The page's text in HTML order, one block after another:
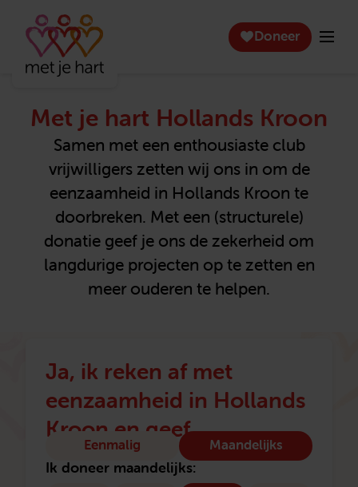
Doneer
Met je hart Hollands Kroon
Samen met een enthousiaste club
vrijwilligers zetten wij ons in om de
eenzaamheid in Hollands Kroon te
doorbreken. Met een (structurele)
donatie geef je ons de zekerheid om
langdurige projecten op te zetten en
meer ouderen te helpen.
Ja, ik reken af met
eenzaamheid in Hollands
Kroon en geef
Type
donatieEenmalig Maandelijks
Ik doneer maandelijks: